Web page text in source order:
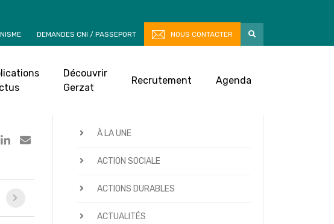
DEMANDES CNI / PASSEPORT NOUS CONTACTER
Découvrir
Gerzat
Recrutement Agenda
CATÉGORIES D’ACTUALITÉS
À LA UNE
ACTION SOCIALE
ACTIONS DURABLES
ACTUALITÉS